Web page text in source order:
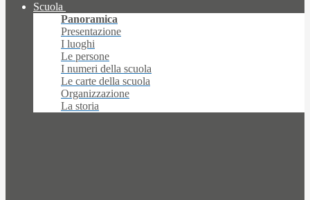
Scuola
Panoramica
Presentazione
I luoghi
Le persone
I numeri della scuola
Le carte della scuola
Organizzazione
La storia